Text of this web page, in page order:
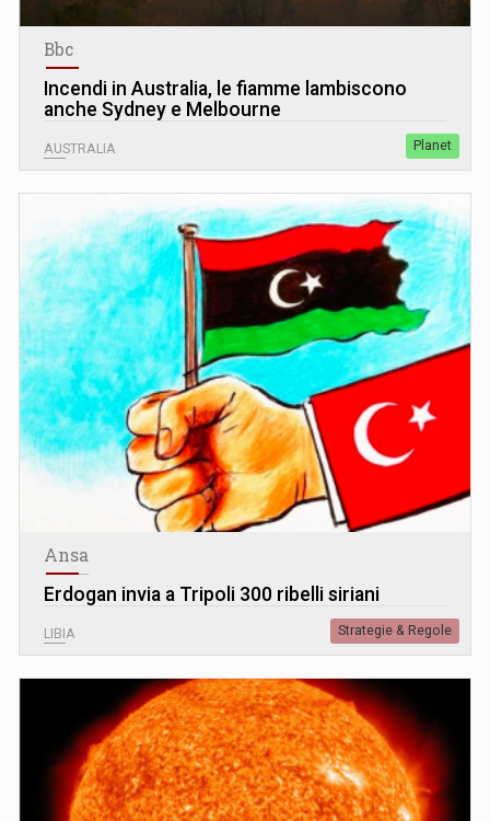
Bbc
Incendi in Australia, le fiamme lambiscono
anche Sydney e Melbourne
AUSTRALIA Planet
Ansa
Erdogan invia a Tripoli 300 ribelli siriani
LIBIA Strategie & Regole